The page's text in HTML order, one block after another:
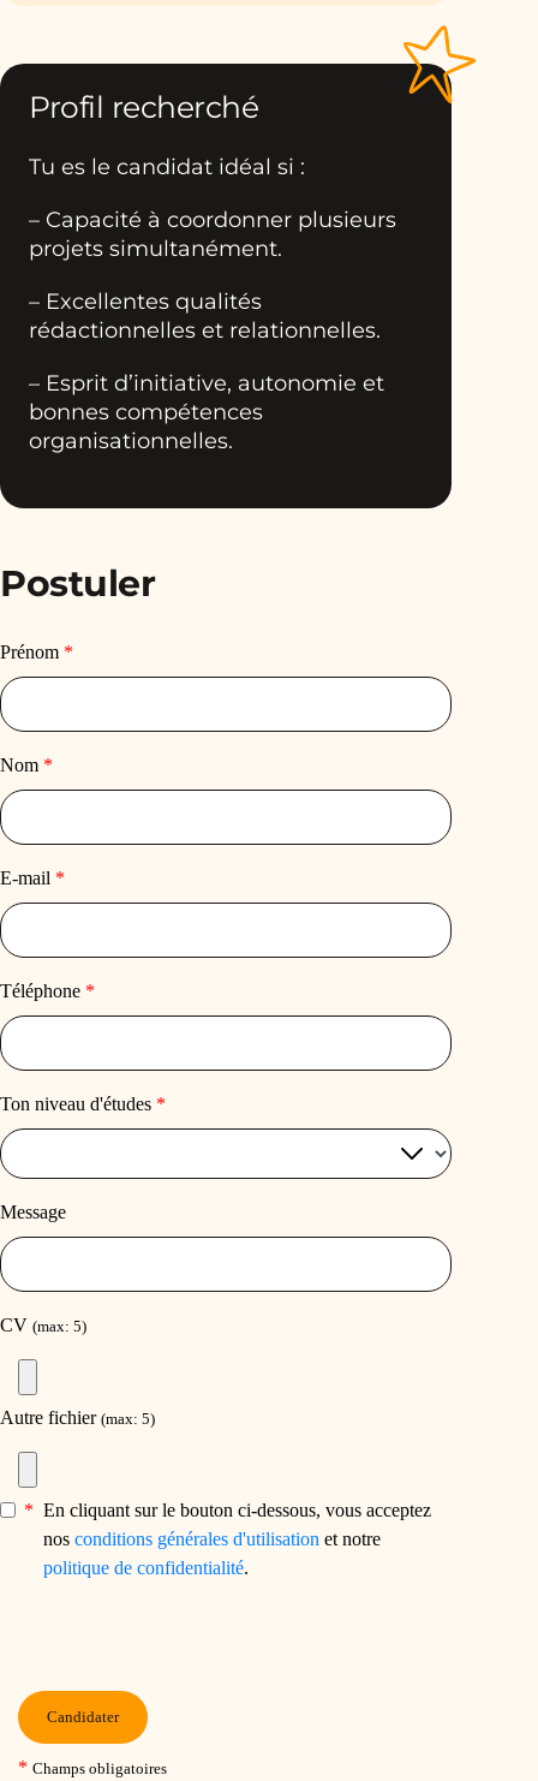
Profil recherché
Tu es le candidat idéal si :
– Capacité à coordonner plusieurs
projets simultanément.
– Excellentes qualités
rédactionnelles et relationnelles.
– Esprit d’initiative, autonomie et
bonnes compétences
organisationnelles.
Postuler